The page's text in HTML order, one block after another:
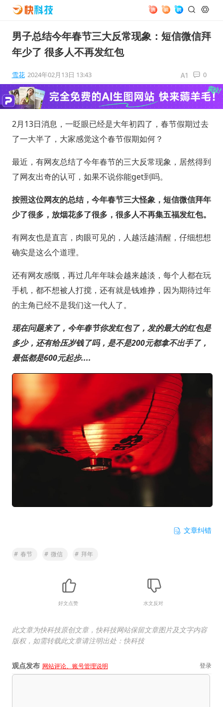
男子总结今年春节三大反常现象：短信微信拜
年少了 很多人不再发红包
雪花 2024年02月13日 13:43 0
2月13日消息，一眨眼已经是大年初四了，春节假期过去
了一大半了，大家感觉这个春节假期如何？
最近，有网友总结了今年春节的三大反常现象，居然得到
了网友出奇的认可，如果不说你能get到吗。
按照这位网友的总结，今年春节三大怪象，短信微信拜年
少了很多，放烟花多了很多，很多人不再集五福发红包。
有网友也是直言，肉眼可见的，人越活越清醒，仔细想想
确实是这么个道理。
还有网友感慨，再过几年年味会越来越淡，每个人都在玩
手机，都不想被人打搅，还有就是钱难挣，因为期待过年
的主角已经不是我们这一代人了。
现在问题来了，今年春节你发红包了，发的最大的红包是
多少，还有给压岁钱了吗，是不是200元都拿不出手了，
最低都是600元起步....
文章纠错
# 春节 # 微信 # 拜年
好文点赞 水文反对
此文章为快科技原创文章，快科技网站保留文章图片及文字内容
版权，如需转载此文章请注明出处：快科技
观点发布 网站评论、账号管理说明 登录